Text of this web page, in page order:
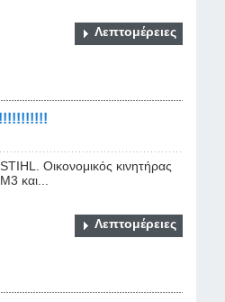
Λεπτομέρειες
Οικονομικός κινητήρας
και...
Λεπτομέρειες